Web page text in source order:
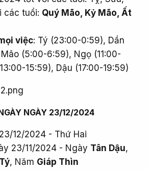
các tuổi: Quý Mão, Kỷ Mão, Ất
việc: Tý (23:00-0:59), Dần
(5:00-6:59), Ngọ (11:00-
15:59), Dậu (17:00-19:59)
NGÀY 23/12/2024​
23/12/2024 - Thứ Hai
23/11/2024 - Ngày Tân Dậu,
, Năm Giáp Thìn